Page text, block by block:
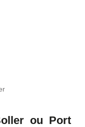
ou Port